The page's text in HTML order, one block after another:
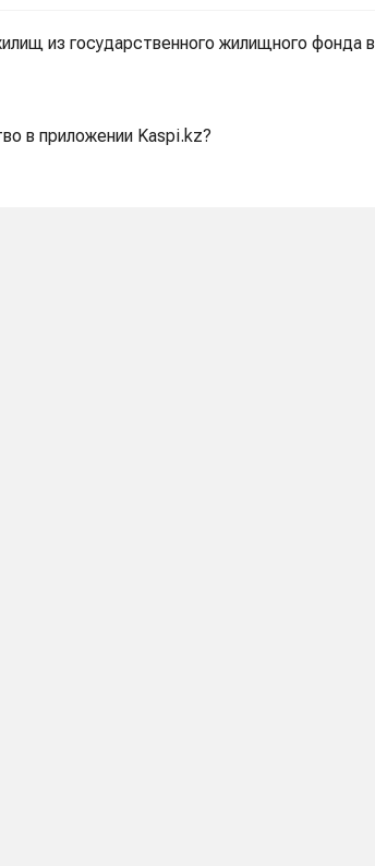
из государственного жилищного фонда в
в приложении Kaspi.kz?